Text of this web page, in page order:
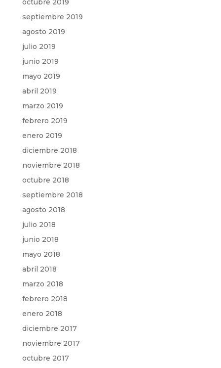
octubre 2019
septiembre 2019
agosto 2019
julio 2019
junio 2019
mayo 2019
abril 2019
marzo 2019
febrero 2019
enero 2019
diciembre 2018
noviembre 2018
octubre 2018
septiembre 2018
agosto 2018
julio 2018
junio 2018
mayo 2018
abril 2018
marzo 2018
febrero 2018
enero 2018
diciembre 2017
noviembre 2017
octubre 2017